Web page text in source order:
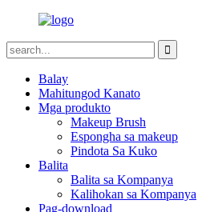
Balay
Mahitungod Kanato
Mga produkto
Makeup Brush
Espongha sa makeup
Pindota Sa Kuko
Balita
Balita sa Kompanya
Kalihokan sa Kompanya
Pag-download